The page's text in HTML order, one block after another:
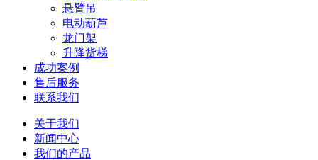
悬臂吊
电动葫芦
龙门架
升降货梯
成功案例
售后服务
联系我们
关于我们
新闻中心
我们的产品